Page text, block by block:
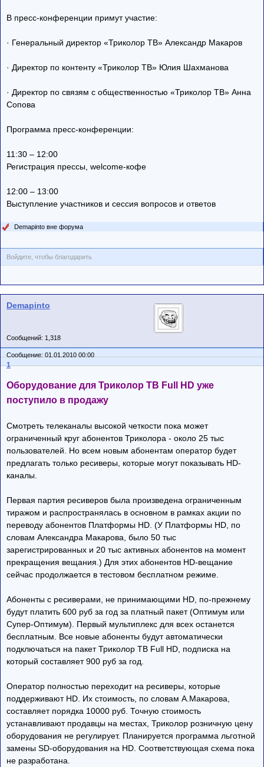
В пресс-конференции примут участие:
· Генеральный директор «Триколор ТВ» Александр Макаров
· Директор по контенту «Триколор ТВ» Юлия Шахманова
· Директор по связям с общественностью «Триколор ТВ» Анна
Сопова
Программа пресс-конференции:
11:30 – 12:00
Регистрация прессы, welcome-кофе
12:00 – 13:00
Выступление участников и сессия вопросов и ответов
Demapinto вне форума
Войдите, чтобы благодарить
Demapinto
Сообщений: 1,318
Сообщение: 01.01.2010 00:00
1
Оборудование для Триколор ТВ Full HD уже
поступило в продажу
Смотреть телеканалы высокой четкости пока может
ограниченный круг абонентов Триколора - около 25 тыс
пользователей. Но всем новым абонентам оператор будет
предлагать только ресиверы, которые могут показывать HD-
каналы.
Первая партия ресиверов была произведена ограниченным
тиражом и распространялась в основном в рамках акции по
переводу абонентов Платформы HD. (У Платформы HD, по
словам Александра Макарова, было 50 тыс
зарегистрированных и 20 тыс активных абонентов на момент
прекращения вещания.) Для этих абонентов HD-вещание
сейчас продолжается в тестовом бесплатном режиме.
Абоненты с ресиверами, не принимающими HD, по-прежнему
будут платить 600 руб за год за платный пакет (Оптимум или
Супер-Оптимум). Первый мультиплекс для всех останется
бесплатным. Все новые абоненты будут автоматически
подключаться на пакет Триколор ТВ Full HD, подписка на
который составляет 900 руб за год.
Оператор полностью переходит на ресиверы, которые
поддерживают HD. Их стоимость, по словам А.Макарова,
составляет порядка 10000 руб. Точную стоимость
устанавливают продавцы на местах, Триколор розничную цену
оборудования не регулирует. Планируется программа льготной
замены SD-оборудования на HD. Соответствующая схема пока
не разработана.